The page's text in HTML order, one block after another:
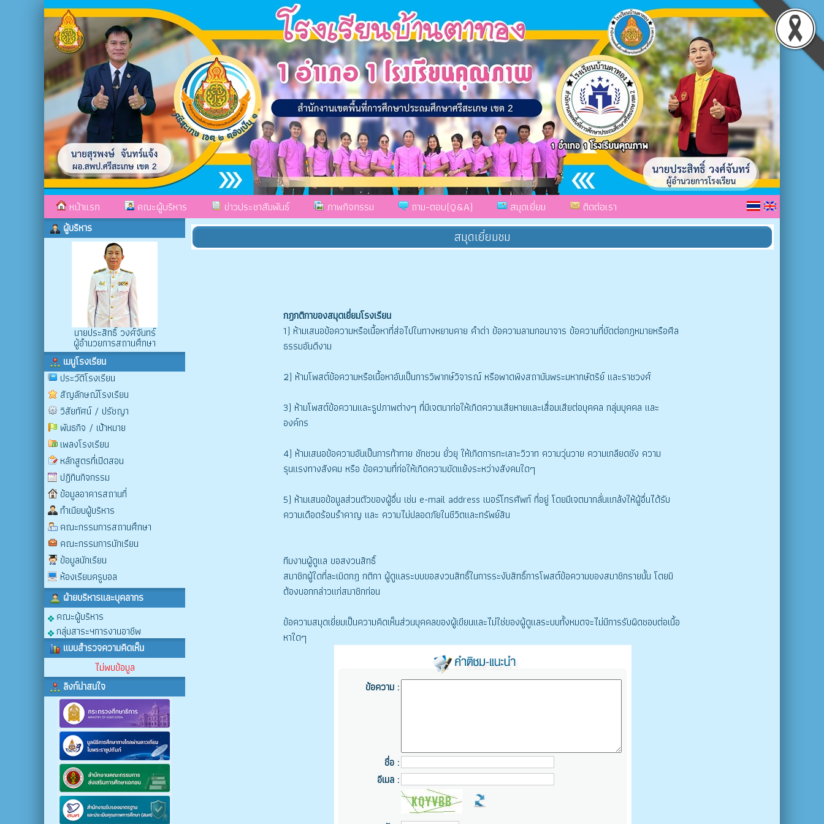
หน้าแรก คณะผู้บริหาร ข่าวประชาสัมพันธ์ ภาพกิจกรรม ถาม-ตอบ(Q&A) สมุดเยี่ยม ติดต่อเรา
ผู้บริหาร
นายประสิทธิ์ วงศ์จันทร์
ผู้อำนวยการสถานศึกษา
เมนูโรงเรียน
ประวัติโรงเรียน
สัญลักษณ์โรงเรียน
วิสัยทัศน์ / ปรัชญา
พันธกิจ / เป้าหมาย
เพลงโรงเรียน
หลักสูตรที่เปิดสอน
ปฏิทินกิจกรรม
ข้อมูลอาคารสถานที่
ทำเนียบผู้บริหาร
คณะกรรมการสถานศึกษา
คณะกรรมการนักเรียน
ข้อมูลนักเรียน
ห้องเรียนครูบอล
ฝ่ายบริหารและบุคลากร
คณะผู้บริหาร
กลุ่มสาระฯการงานอาชีพ
แบบสำรวจความคิดเห็น
ไม่พบข้อมูล
ลิงก์น่าสนใจ
สมุดเยี่ยมชม
กฎกติกาของสมุดเยี่ยมโรงเรียน
1) ห้ามเสนอข้อความหรือเนื้อหาที่ส่อไปในทางหยาบคาย คำด่า ข้อความลามกอนาจาร ข้อความที่ขัดต่อกฎหมายหรือศีล
ธรรมอันดีงาม
2) ห้ามโพสต์ข้อความหรือเนื้อหาอันเป็นการวิพากษ์วิจารณ์ หรือพาดพิงสถาบันพระมหากษัตริย์ และราชวงศ์
3) ห้ามโพสต์ข้อความและรูปภาพต่างๆ ที่มีเจตนาก่อให้เกิดความเสียหายและเสื่อมเสียต่อบุคคล กลุ่มบุคคล และ
องค์กร
4) ห้ามเสนอข้อความอันเป็นการท้าทาย ชักชวน ยั่วยุ ให้เกิดการทะเลาะวิวาท ความวุ่นวาย ความเกลียดชัง ความ
รุนแรงทางสังคม หรือ ข้อความที่ก่อให้เกิดความขัดแย้งระหว่างสังคมใดๆ
5) ห้ามเสนอข้อมูลส่วนตัวของผู้อื่น เช่น e-mail address เบอร์โทรศัพท์ ที่อยู่ โดยมีเจตนากลั่นแกล้งให้ผู้อื่นได้รับ
ความเดือดร้อนรำคาญ และ ความไม่ปลอดภัยในชีวิตและทรัพย์สิน
ทีมงานผู้ดูแล ขอสงวนสิทธิ์
สมาชิกผู้ใดที่ละเมิดกฎ กติกา ผู้ดูแลระบบขอสงวนสิทธิ์ในการระงับสิทธิ์การโพสต์ข้อความของสมาชิกรายนั้น โดยมิ
ต้องบอกกล่าวแก่สมาชิกก่อน
ข้อความสมุดเยี่ยมเป็นความคิดเห็นส่วนบุคคลของผู้เขียนและไม่ใช่ของผู้ดูแลระบบทั้งหมดจะไม่มีการรับผิดชอบต่อเนื้อ
หาใดๆ
ข้อความ :
ชื่อ :
อีเมล :